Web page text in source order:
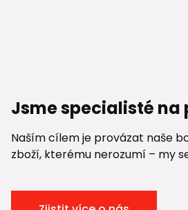
Jsme specialisté
Naším cílem je provázat naše
zboží, kterému nerozumí – my